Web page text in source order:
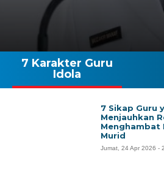
7 Karakter Guru
Idola
7 Sikap Guru
Menjauhkan
Menghambat
Murid
Jumat, 24 Apr 2026 -